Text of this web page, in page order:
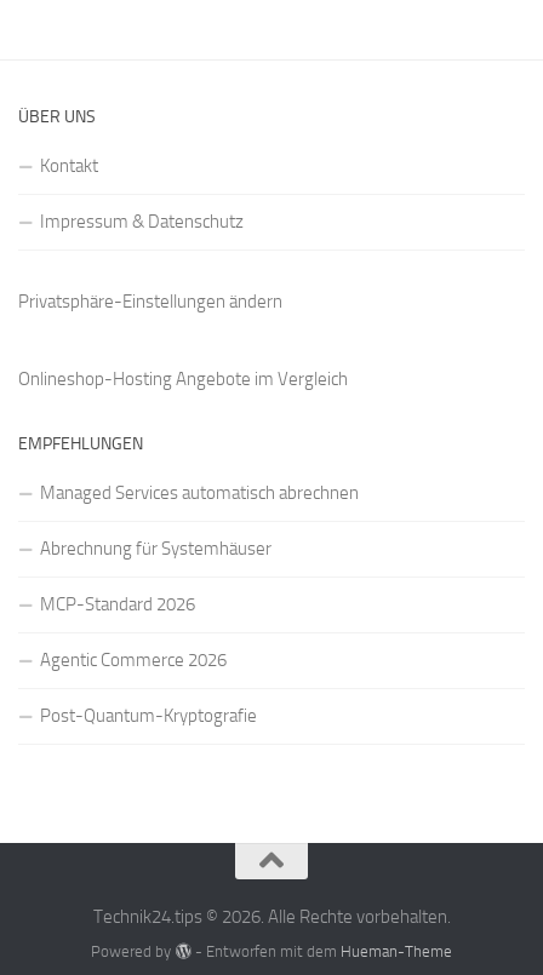
ÜBER UNS
Kontakt
Impressum & Datenschutz
Privatsphäre-Einstellungen ändern
Onlineshop-Hosting Angebote im Vergleich
EMPFEHLUNGEN
Managed Services automatisch abrechnen
Abrechnung für Systemhäuser
MCP-Standard 2026
Agentic Commerce 2026
Post-Quantum-Kryptografie
Technik24.tips © 2026. Alle Rechte vorbehalten.
Powered by - Entworfen mit dem Hueman-Theme